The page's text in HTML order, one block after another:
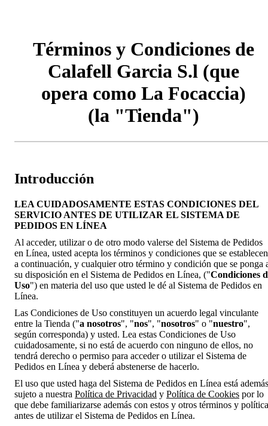
Términos y Condiciones de
Calafell Garcia S.l (que
opera como La Focaccia)
(la "Tienda")
Introducción
LEA CUIDADOSAMENTE ESTAS CONDICIONES DEL
SERVICIO ANTES DE UTILIZAR EL SISTEMA DE
PEDIDOS EN LÍNEA
Al acceder, utilizar o de otro modo valerse del Sistema de Pedidos
en Línea, usted acepta los términos y condiciones que se establecen
a continuación, y cualquier otro término y condición que se ponga
su disposición en el Sistema de Pedidos en Línea, ("Condiciones
Uso") en materia del uso que usted le dé al Sistema de Pedidos en
Línea.
Las Condiciones de Uso constituyen un acuerdo legal vinculante
entre la Tienda ("a nosotros", "nos", "nosotros" o "nuestro",
según corresponda) y usted. Lea estas Condiciones de Uso
cuidadosamente, si no está de acuerdo con ninguno de ellos, no
tendrá derecho o permiso para acceder o utilizar el Sistema de
Pedidos en Línea y deberá abstenerse de hacerlo.
El uso que usted haga del Sistema de Pedidos en Línea está además
sujeto a nuestra Política de Privacidad y Política de Cookies por lo
que debe familiarizarse además con estos y otros términos y
antes de utilizar el Sistema de Pedidos en Línea.